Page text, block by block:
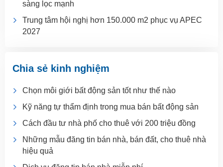
sàng lọc mạnh
Trung tâm hội nghị hơn 150.000 m2 phục vụ APEC
2027
Chia sẻ kinh nghiệm
Chọn môi giới bất động sản tốt như thế nào
Kỹ năng tự thẩm định trong mua bán bất động sản
Cách đầu tư nhà phố cho thuê với 200 triệu đồng
Những mẫu đăng tin bán nhà, bán đất, cho thuê nhà
hiệu quả